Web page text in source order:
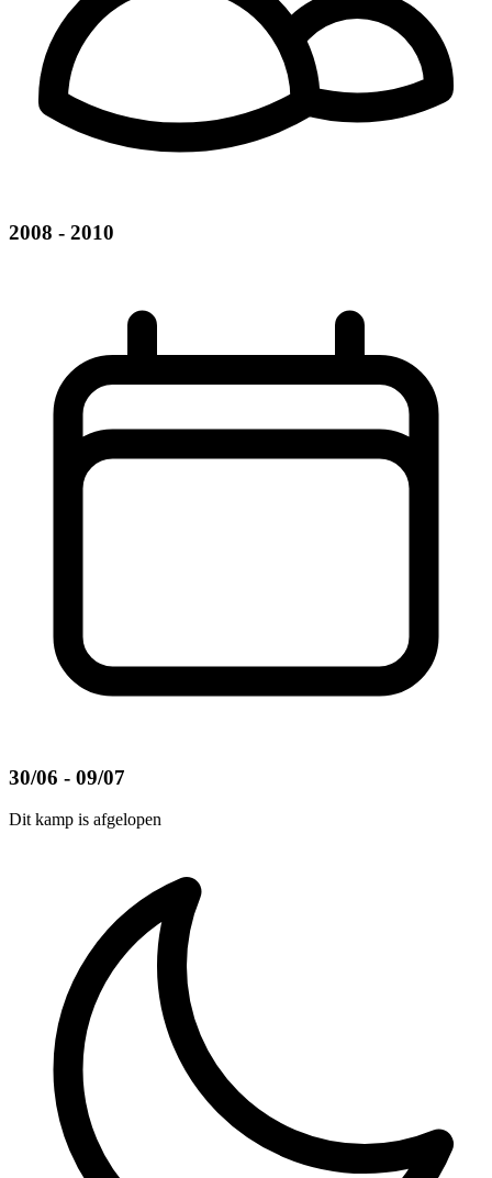
2008 - 2010
30/06 - 09/07
Dit kamp is afgelopen